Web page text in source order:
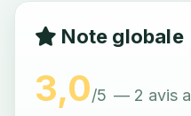
Note globale
3,0/5 — 2 avis